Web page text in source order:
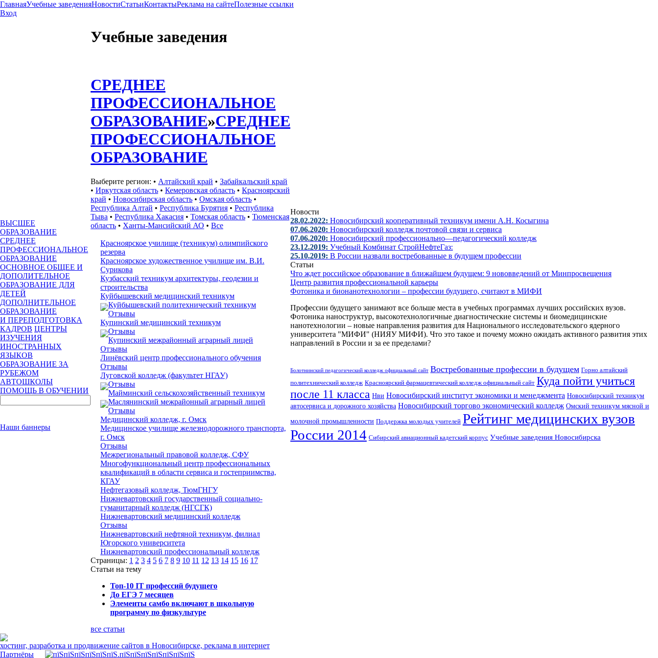
ГлавнаяУчебные заведенияНовостиСтатьиКонтактыРеклама на сайтеПолезные ссылки
Вход
ВЫСШЕЕ
ОБРАЗОВАНИЕ
СРЕДНЕЕ
ПРОФЕССИОНАЛЬНОЕ
ОБРАЗОВАНИЕ
ОСНОВНОЕ ОБЩЕЕ И
ДОПОЛИТЕЛЬНОЕ
ОБРАЗОВАНИЕ ДЛЯ
ДЕТЕЙ
ДОПОЛНИТЕЛЬНОЕ
ОБРАЗОВАНИЕ
И ПЕРЕПОДГОТОВКА
КАДРОВ ЦЕНТРЫ
ИЗУЧЕНИЯ
ИНОСТРАННЫХ
ЯЗЫКОВ
ОБРАЗОВАНИЕ ЗА
РУБЕЖОМ
АВТОШКОЛЫ
ПОМОЩЬ В ОБУЧЕНИИ
Наши баннеры
Учебные заведения
СРЕДНЕЕ
ПРОФЕССИОНАЛЬНОЕ
ОБРАЗОВАНИЕ»СРЕДНЕЕ
ПРОФЕССИОНАЛЬНОЕ
ОБРАЗОВАНИЕ
Выберите регион: • Алтайский край • Забайкальский край
• Иркутская область • Кемеровская область • Красноярский
край • Новосибирская область • Омская область •
Республика Алтай • Республика Бурятия • Республика
Тыва • Республика Хакасия • Томская область • Тюменская
область • Ханты-Мансийский АО • Все
Красноярское училище (техникум) олимпийского
резерва
Красноярское художественное училище им. В.И.
Сурикова
Кузбасский техникум архитектуры, геодезии и
строительства
Куйбышевский медицинский техникум
Куйбышевский политехнический техникум
Отзывы
Купинский медицинский техникум
Отзывы
Купинский межрайонный аграрный лицей
Отзывы
Линёвский центр профессионального обучения
Отзывы
Луговской колледж (факультет НГАУ)
Отзывы
Майминский сельскохозяйственный техникум
Маслянинский межрайонный аграрный лицей
Отзывы
Медицинский колледж, г. Омск
Медицинское училище железнодорожного транспорта,
г. Омск
Отзывы
Межрегиональный правовой колледж, СФУ
Многофункциональный центр профессиональных
квалификаций в области сервиса и гостеприимства,
КГАУ
Нефтегазовый колледж, ТюмГНГУ
Нижневартовский государственный социально-
гуманитарный колледж (НГСГК)
Нижневартовский медицинский колледж
Отзывы
Нижневартовский нефтяной техникум, филиал
Югорского университета
Нижневартовский профессиональный колледж
Страницы: 1 2 3 4 5 6 7 8 9 10 11 12 13 14 15 16 17
Статьи на тему
Топ-10 IT профессий будущего
До ЕГЭ 7 месяцев
Элементы самбо включают в школьную
программу по физкультуре
все статьи
Новости
28.02.2022: Новосибирский кооперативный техникум имени А.Н. Косыгина
07.06.2020: Новосибирский колледж почтовой связи и сервиса
07.06.2020: Новосибирский профессионально—педагогический колледж
23.12.2019: Учебный Комбинат СтройНефтеГаз:
25.10.2019: В России назвали востребованные в будущем профессии
Статьи
Что ждет российское образование в ближайшем будущем: 9 нововведений от Минпросвещения
Центр развития профессиональной карьеры
Фотоника и бионанотехнологии – профессии будущего, считают в МИФИ
Профессии будущего занимают все больше места в учебных программах лучших российских вузов.
Фотоника наноструктур, высокотехнологичные диагностические системы и биомедицинские
нанотехнологии – новые направления развития для Национального исследовательского ядерного
университета "МИФИ" (НИЯУ МИФИ). Что это такое и почему можно ожидать активного развития этих
направлений в России и за ее пределами?
Болотнинский педагогический колледж официальный сайт Востребованные профессии в будущем Горно алтайский
политехнический колледж Красноярский фармацевтический колледж официальный сайт Куда пойти учиться
после 11 класса Нви Новосибирский институт экономики и менеджмента Новосибирский техникум
автосервиса и дорожного хозяйства Новосибирский торгово экономический колледж Омский техникум мясной и
молочной промышленности Поддержка молодых учителей Рейтинг медицинских вузов
России 2014 Сибирский авиационный кадетский корпус Учебные заведения Новосибирска
хостинг, разработка и продвижение сайтов в Новосибирске, реклама в интернет
Партнёры